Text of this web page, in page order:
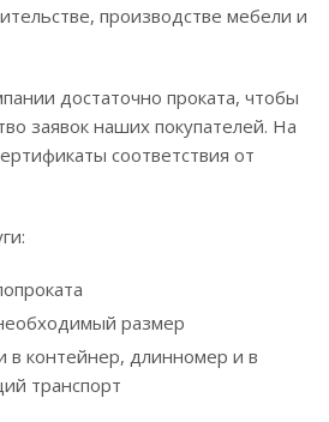
производстве мебели и
достаточно проката, чтобы
заявок наших покупателей. На
соответствия от
размер
в контейнер, длинномер и в
транспорт